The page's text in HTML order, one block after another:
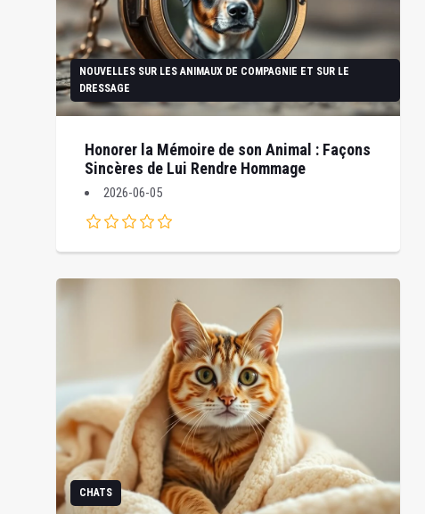
NOUVELLES SUR LES ANIMAUX DE COMPAGNIE ET SUR LE
DRESSAGE
Honorer la Mémoire de son Animal : Façons
Sincères de Lui Rendre Hommage
2026-06-05
CHATS